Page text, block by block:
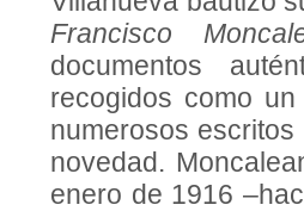
Francisco
documentos
recogidos como
numerosos
novedad.
enero de 1916